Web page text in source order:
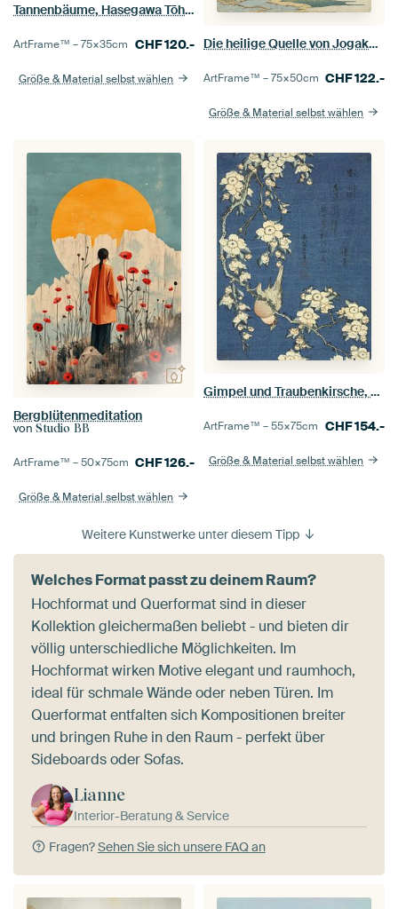
Tannenbäume, Hasegawa Tōhaku
ArtFrame™ –75×35cm CHF120.-
Größe & Material selbst wählen
Die heilige Quelle von Jogaku, Katsushika Hokusai, 1829 - 1835
ArtFrame™ –75×50cm CHF122.-
Größe & Material selbst wählen
Bergblütenmeditation
von Studio BB
ArtFrame™ –50×75cm CHF126.-
Größe & Material selbst wählen
Gimpel und Traubenkirsche, Katsushika Hokusai
ArtFrame™ –55×75cm CHF154.-
Größe & Material selbst wählen
Weitere Kunstwerke unter diesem Tipp
Welches Format passt zu deinem Raum?
Hochformat und Querformat sind in dieser
Kollektion gleichermaßen beliebt - und bieten dir
völlig unterschiedliche Möglichkeiten. Im
Hochformat wirken Motive elegant und raumhoch,
ideal für schmale Wände oder neben Türen. Im
Querformat entfalten sich Kompositionen breiter
und bringen Ruhe in den Raum - perfekt über
Sideboards oder Sofas.
Lianne
Interior-Beratung & Service
Fragen?Sehen Sie sich unsere FAQ an